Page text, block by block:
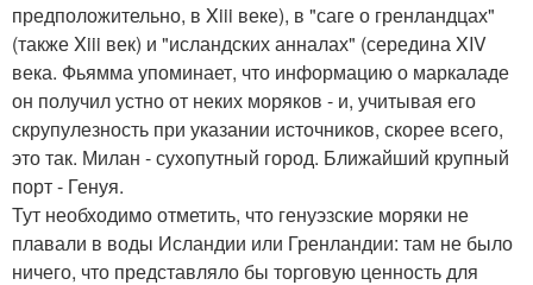
предположительно, в Xiii веке), в "саге о гренландцах"
(также Xiii век) и "исландских анналах" (середина XIV
века. Фьямма упоминает, что информацию о маркаладе
он получил устно от неких моряков - и, учитывая его
скрупулезность при указании источников, скорее всего,
это так. Милан - сухопутный город. Ближайший крупный
порт - Генуя.
Тут необходимо отметить, что генуэзские моряки не
плавали в воды Исландии или Гренландии: там не было
ничего, что представляло бы торговую ценность для